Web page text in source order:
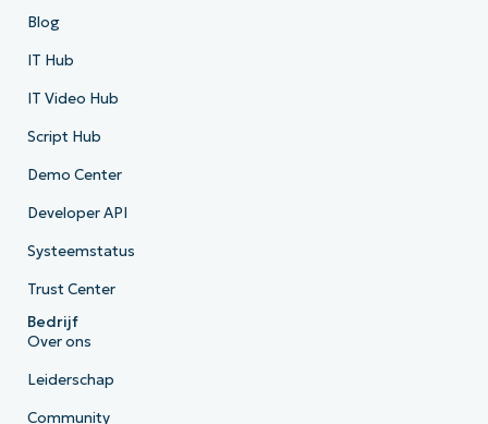
Blog
IT Hub
IT Video Hub
Script Hub
Demo Center
Developer API
Systeemstatus
Trust Center
Bedrijf
Over ons
Leiderschap
Community